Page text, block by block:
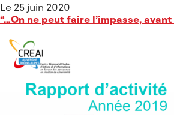
Le 25 juin 2020
“…On ne peut faire l’impasse,